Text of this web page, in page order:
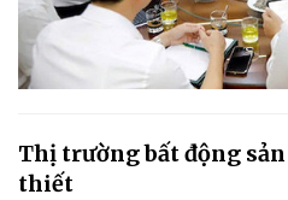
Thị trường bất động
thiết